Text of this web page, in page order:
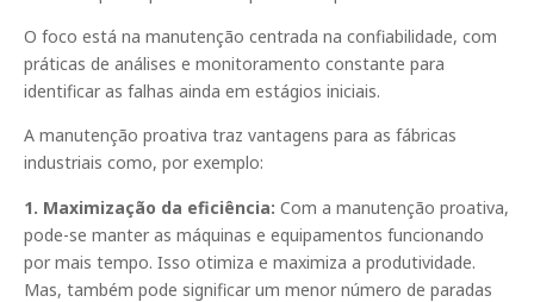
O foco está na manutenção centrada na confiabilidade, com
práticas de análises e monitoramento constante para
identificar as falhas ainda em estágios iniciais.
A manutenção proativa traz vantagens para as fábricas
industriais como, por exemplo:
1. Maximização da eficiência: Com a manutenção proativa,
pode-se manter as máquinas e equipamentos funcionando
por mais tempo. Isso otimiza e maximiza a produtividade.
Mas, também pode significar um menor número de paradas